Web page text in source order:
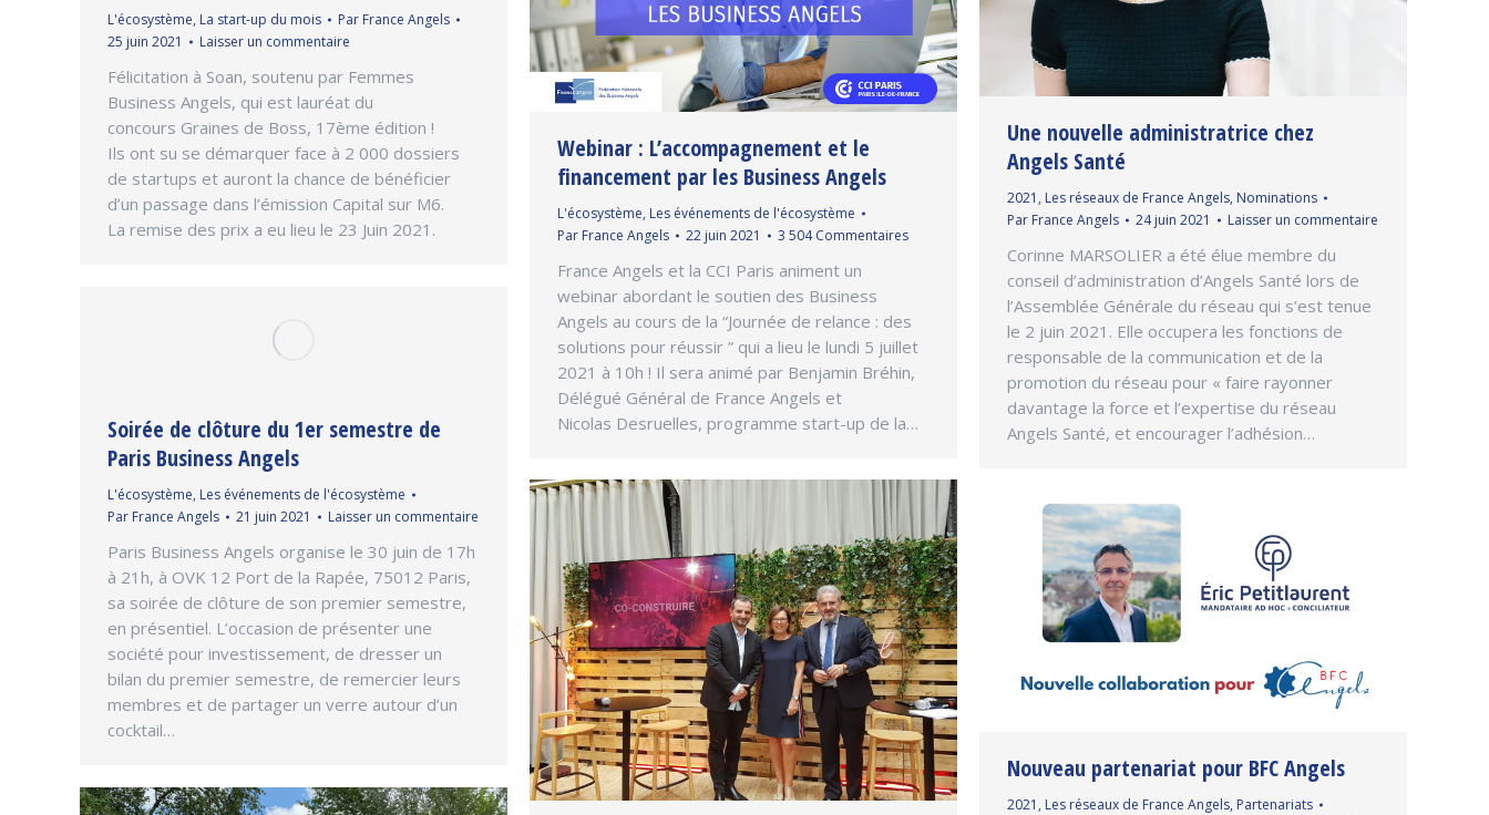
L'écosystème, La start-up du mois Par France Angels
25 juin 2021
Laisser un commentaire
Félicitation à Soan, soutenu par Femmes
Business Angels, qui est lauréat du
concours Graines de Boss, 17ème édition !
Ils ont su se démarquer face à 2 000 dossiers
de startups et auront la chance de bénéficier
d’un passage dans l’émission Capital sur M6.
La remise des prix a eu lieu le 23 Juin 2021.
Une nouvelle administratrice chez
Angels Santé
2021 , Les réseaux de France Angels, Nominations
Par France Angels 24 juin 2021 Laisser un commentaire
Corinne MARSOLIER a été élue membre du
conseil d’administration d’Angels Santé lors de
l’Assemblée Générale du réseau qui s’est tenue
le 2 juin 2021. Elle occupera les fonctions de
responsable de la communication et de la
promotion du réseau pour « faire rayonner
davantage la force et l’expertise du réseau
Angels Santé, et encourager l’adhésion…
Webinar : L’accompagnement et le
financement par les Business Angels
L'écosystème, Les événements de l'écosystème
Par France Angels 22 juin 2021 3 504 Commentaires
France Angels et la CCI Paris animent un
webinar abordant le soutien des Business
Angels au cours de la “Journée de relance : des
solutions pour réussir ” qui a lieu le lundi 5 juillet
2021 à 10h ! Il sera animé par Benjamin Bréhin,
Délégué Général de France Angels et
Nicolas Desruelles, programme start-up de la…
Soirée de clôture du 1er semestre de
Paris Business Angels
L'écosystème, Les événements de l'écosystème
Par France Angels 21 juin 2021 Laisser un commentaire
Paris Business Angels organise le 30 juin de 17h
à 21h, à OVK 12 Port de la Rapée, 75012 Paris,
sa soirée de clôture de son premier semestre,
en présentiel. L’occasion de présenter une
société pour investissement, de dresser un
bilan du premier semestre, de remercier leurs
membres et de partager un verre autour d’un
cocktail…
Nouveau partenariat pour BFC Angels
2021 , Les réseaux de France Angels, Partenariats